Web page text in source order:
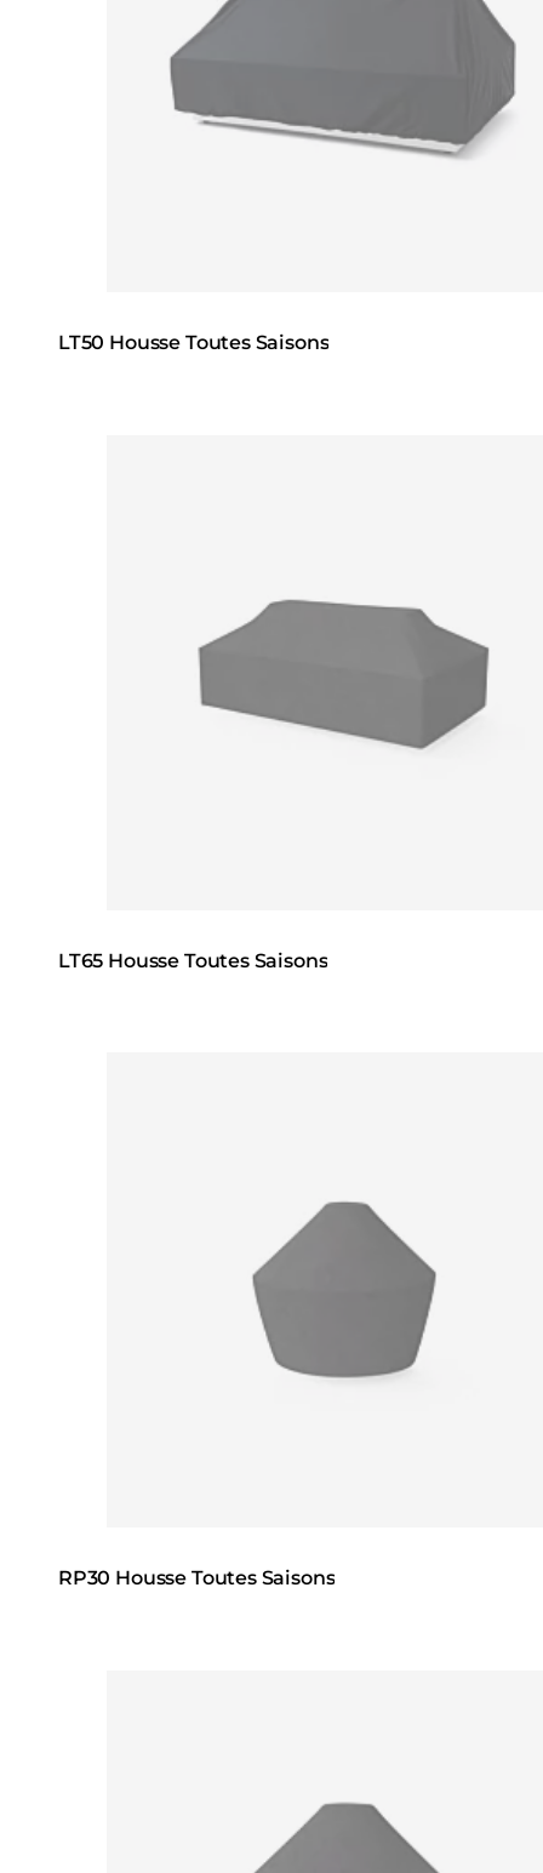
LT50 Housse Toutes Saisons
LT65 Housse Toutes Saisons
RP30 Housse Toutes Saisons